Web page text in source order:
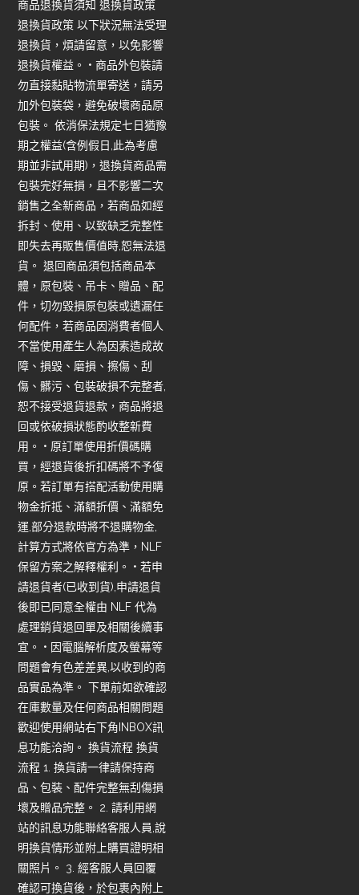
商品退換貨須知 退換貨政策
退換貨政策 以下狀況無法受理
退換貨，煩請留意，以免影響
退換貨權益。 • 商品外包裝請
勿直接黏貼物流單寄送，請另
加外包裝袋，避免破壞商品原
包裝。 依消保法規定七日猶豫
期之權益(含例假日,此為考慮
期並非試用期)，退換貨商品需
包裝完好無損，且不影響二次
銷售之全新商品，若商品如經
拆封、使用、以致缺乏完整性
即失去再販售價值時,恕無法退
貨。 退回商品須包括商品本
體，原包裝、吊卡、贈品、配
件，切勿毀損原包裝或遺漏任
何配件，若商品因消費者個人
不當使用產生人為因素造成故
障、損毀、磨損、擦傷、刮
傷、髒污、包裝破損不完整者,
恕不接受退貨退款，商品將退
回或依破損狀態酌收整新費
用。 • 原訂單使用折價碼購
買，經退貨後折扣碼將不予復
原。若訂單有搭配活動使用購
物金折抵、滿額折價、滿額免
運,部分退款時將不退購物金,
計算方式將依官方為準，NLF
保留方案之解釋權利。 • 若申
請退貨者(已收到貨),申請退貨
後即已同意全權由 NLF 代為
處理銷貨退回單及相關後續事
宜。 • 因電腦解析度及螢幕等
問題會有色差差異,以收到的商
品實品為準。 下單前如欲確認
在庫數量及任何商品相關問題
歡迎使用網站右下角INBOX訊
息功能洽詢。 換貨流程 換貨
流程 1. 換貨請一律請保持商
品、包裝、配件完整無刮傷損
壞及贈品完整。 2. 請利用網
站的訊息功能聯絡客服人員,說
明換貨情形並附上購買證明相
關照片。 3. 經客服人員回覆
確認可換貨後，於包裹內附上